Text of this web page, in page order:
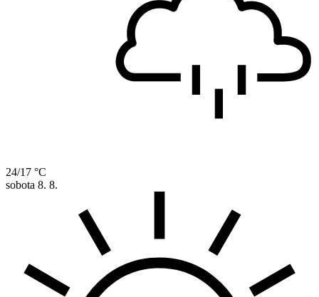
24/17 °C
sobota 8. 8.